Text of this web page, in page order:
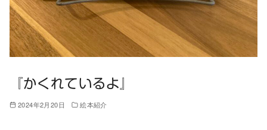
『かくれているよ』
2024年2月20日 絵本紹介